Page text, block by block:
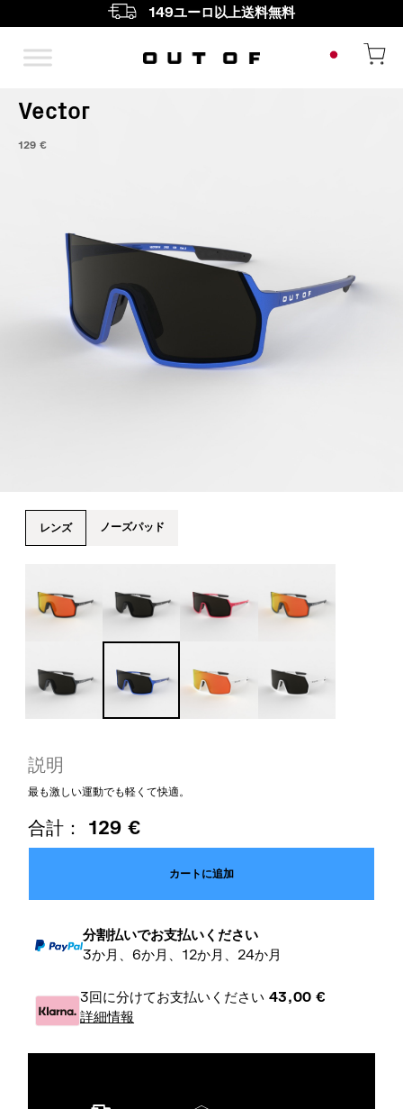
149ユーロ以上送料無料
メインナビゲーション
Vector
129 €
レンズ ノーズパッド
説明
最も激しい運動でも軽くて快適。
合計： 129 €
カートに追加
分割払いでお支払いください
3か月、6か月、12か月、24か月
3回に分けてお支払いください43,00 €
詳細情報